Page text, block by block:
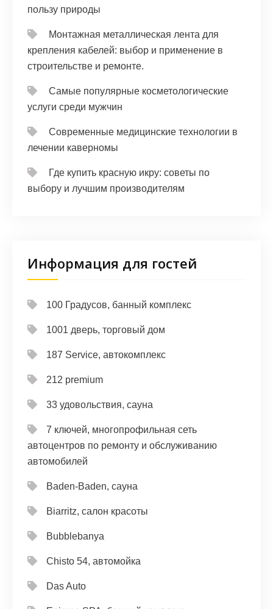
пользу природы
Монтажная металлическая лента для
крепления кабелей: выбор и применение в
строительстве и ремонте.
Самые популярные косметологические
услуги среди мужчин
Современные медицинские технологии в
лечении каверномы
Где купить красную икру: советы по
выбору и лучшим производителям
Информация для гостей
100 Градусов, банный комплекс
1001 дверь, торговый дом
187 Service, автокомплекс
212 premium
33 удовольствия, сауна
7 ключей, многопрофильная сеть
автоцентров по ремонту и обслуживанию
автомобилей
Baden-Baden, сауна
Biarritz, салон красоты
Bubblebanya
Chisto 54, автомойка
Das Auto